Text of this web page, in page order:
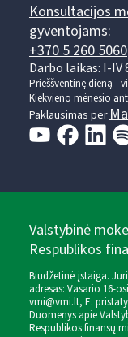
Konsultacijos
gyventojams:
+370 5 260 5060
Darbo laikas: I-IV
Prieššventinę dieną -
Kiekvieno mėnesio
Paklausimas per
Valstybinė
Respublikos
Biudžetinė įstaiga.
adresas: Vasario 16-
vmi@vmi.lt, E.
Duomenys apie
Respublikos finansų